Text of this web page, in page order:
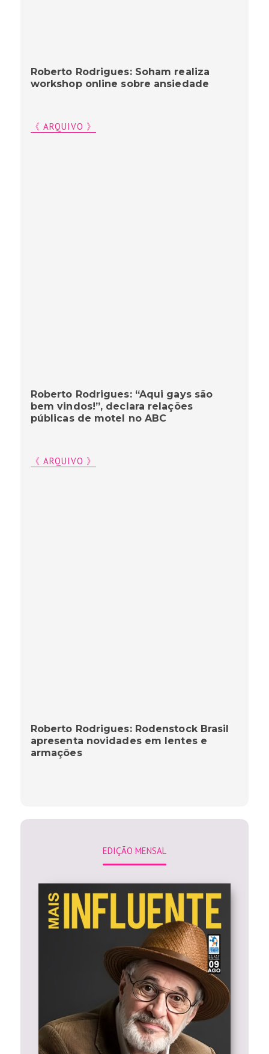
Roberto Rodrigues: Soham realiza
workshop online sobre ansiedade
《 ARQUIVO 》
Roberto Rodrigues: “Aqui gays são
bem vindos!”, declara relações
públicas de motel no ABC
《 ARQUIVO 》
Roberto Rodrigues: Rodenstock Brasil
apresenta novidades em lentes e
armações
EDIÇÃO MENSAL